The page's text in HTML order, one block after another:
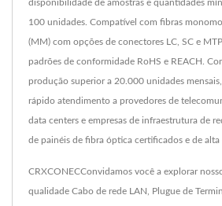
disponibilidade de amostras e quantidades
100 unidades. Compatível com fibras
(MM) com opções de conectores LC, SC e
padrões de conformidade RoHS e REACH.
produção superior a 20.000 unidades
rápido atendimento a provedores de
data centers e empresas de infraestrutura de
de painéis de fibra óptica certificados e de alta
CRXCONECConvidamos você a explorar
qualidade Cabo de rede LAN Plugue de